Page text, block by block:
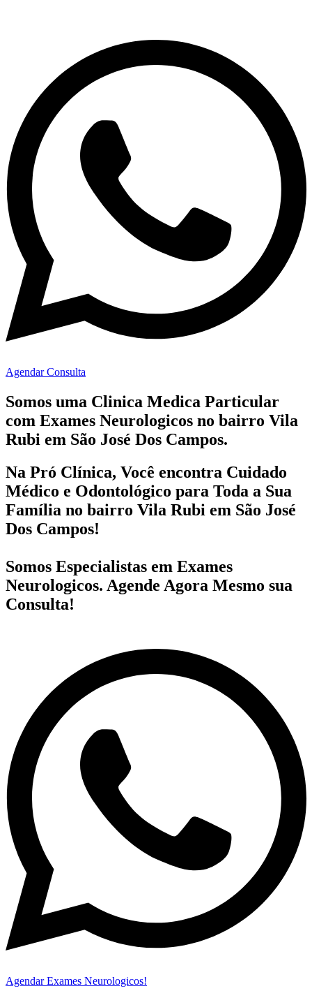
Agendar Consulta
Somos uma Clinica Medica Particular
com Exames Neurologicos no bairro Vila
Rubi em São José Dos Campos.
Na Pró Clínica, Você encontra Cuidado
Médico e Odontológico para Toda a Sua
Família no bairro Vila Rubi em São José
Dos Campos!
Somos Especialistas em Exames
Neurologicos. Agende Agora Mesmo sua
Consulta!
Agendar Exames Neurologicos!